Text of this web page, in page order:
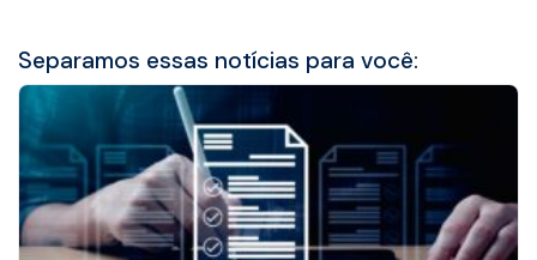
Separamos essas notícias para você: